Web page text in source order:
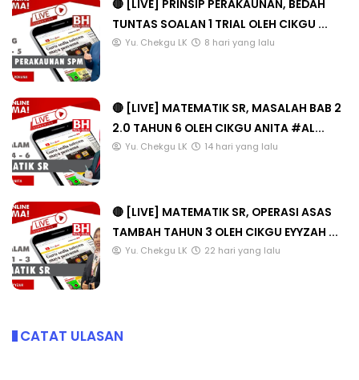
🔴 [LIVE] PRINSIP PERAKAUNAN, BEDAH
TUNTAS SOALAN 1 TRIAL OLEH CIKGU ...
Yu. Chekgu LK 8 hari yang lalu
🔴 [LIVE] MATEMATIK SR, MASALAH BAB 2
2.0 TAHUN 6 OLEH CIKGU ANITA #AL...
Yu. Chekgu LK 14 hari yang lalu
🔴 [LIVE] MATEMATIK SR, OPERASI ASAS
TAMBAH TAHUN 3 OLEH CIKGU EYYZAH ...
Yu. Chekgu LK 22 hari yang lalu
CATAT ULASAN